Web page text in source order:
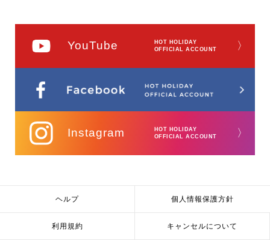
YouTube
HOT HOLIDAY
OFFICIAL ACCOUNT
〉
Instagram
HOT HOLIDAY
OFFICIAL ACCOUNT
〉
ヘルプ 個人情報保護方針
利用規約 キャンセルについて